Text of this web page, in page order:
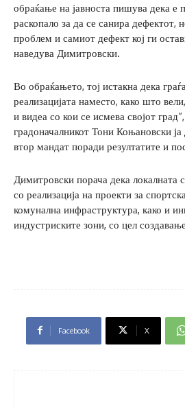
обраќање на јавноста пишува дека е
раскопало за да се санира дефектот,
проблем и самиот дефект кој ги
наведува Димитровски.
Во обраќањето, тој истакна дека
реализацијата наместо, како што
и видеа со кои се исмева својот
градоначалникот Тони Коњановски ја
втор мандат поради резултатите и
Димитровски порача дека локалната
со реализација на проекти за
комунална инфраструктура, како и
индустриските зони, со цел
Facebook X